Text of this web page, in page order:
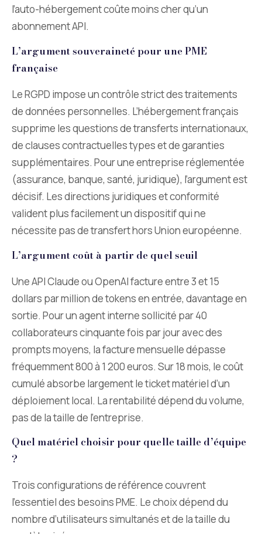
l’auto-hébergement coûte moins cher qu’un
abonnement API.
L’argument souveraineté pour une PME
française
Le RGPD impose un contrôle strict des traitements
de données personnelles. L’hébergement français
supprime les questions de transferts internationaux,
de clauses contractuelles types et de garanties
supplémentaires. Pour une entreprise réglementée
(assurance, banque, santé, juridique), l’argument est
décisif. Les directions juridiques et conformité
valident plus facilement un dispositif qui ne
nécessite pas de transfert hors Union européenne.
L’argument coût à partir de quel seuil
Une API Claude ou OpenAI facture entre 3 et 15
dollars par million de tokens en entrée, davantage en
sortie. Pour un agent interne sollicité par 40
collaborateurs cinquante fois par jour avec des
prompts moyens, la facture mensuelle dépasse
fréquemment 800 à 1 200 euros. Sur 18 mois, le coût
cumulé absorbe largement le ticket matériel d’un
déploiement local. La rentabilité dépend du volume,
pas de la taille de l’entreprise.
Quel matériel choisir pour quelle taille d’équipe
?
Trois configurations de référence couvrent
l’essentiel des besoins PME. Le choix dépend du
nombre d’utilisateurs simultanés et de la taille du